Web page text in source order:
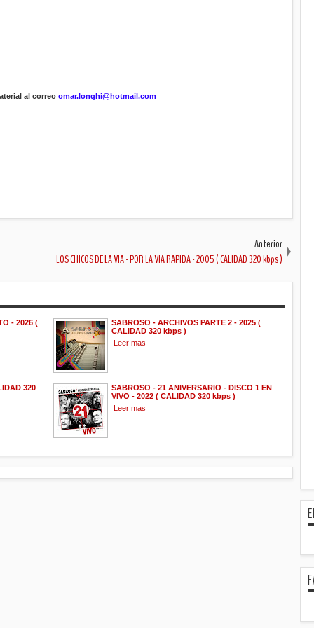
al correo omar.longhi@hotmail.com
Anterior
LOS CHICOS DE LA VIA - POR LA VIA RAPIDA - 2005 ( CALIDAD 320 kbps )
- 2026 (
SABROSO - ARCHIVOS PARTE 2 - 2025 (
CALIDAD 320 kbps )
Leer mas
320
SABROSO - 21 ANIVERSARIO - DISCO 1 EN
VIVO - 2022 ( CALIDAD 320 kbps )
Leer mas